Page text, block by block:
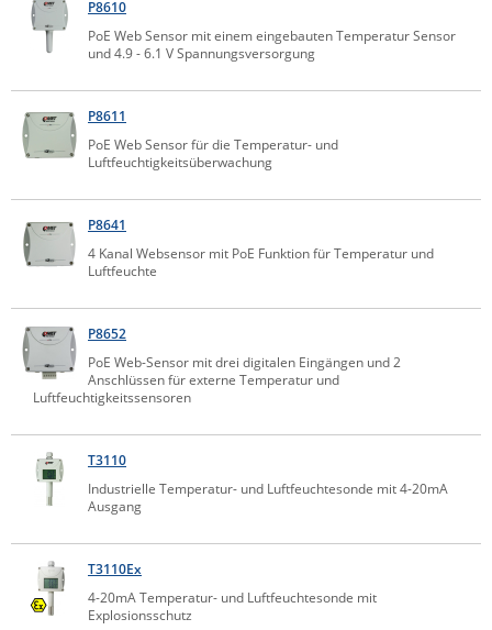
Ihse
Kerlink
Kramer Electronics
KVM TEC
Legrand
LigoWave
Milesight
Moxa
Panorama Antennas
PatchSee
Power Kingdom
Poynting
Raritan
Riello UPS
Server Technology
Siretta
SIRIO Antenne
P8610
PoE Web Sensor mit einem eingebauten Temperatur Sensor
und 4.9 - 6.1 V Spannungsversorgung
P8611
PoE Web Sensor für die Temperatur- und
Luftfeuchtigkeitsüberwachung
P8641
4 Kanal Websensor mit PoE Funktion für Temperatur und
Luftfeuchte
P8652
PoE Web-Sensor mit drei digitalen Eingängen und 2
Anschlüssen für externe Temperatur und
Luftfeuchtigkeitssensoren
T3110
Industrielle Temperatur- und Luftfeuchtesonde mit 4-20mA
Ausgang
T3110Ex
4-20mA Temperatur- und Luftfeuchtesonde mit
Explosionsschutz